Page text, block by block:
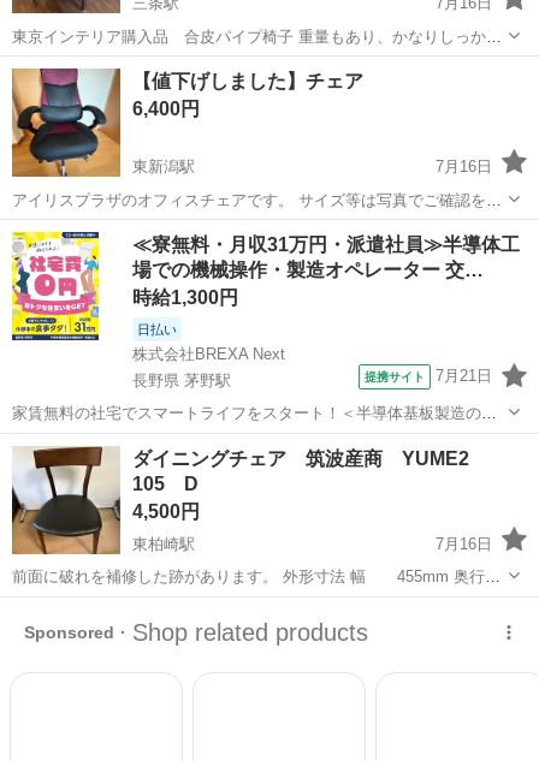
東京インテリア購入品 合皮パイプ椅子 重量もあり、かなりしっかり
としておりますが、合皮が剥げているため格安にしました！ 中のパイ
プ椅子は、しっかりしていますので合皮部分を張り替えられる方、い
かがでしょうか？ 剥がれ箇所は画...
新潟 三条市 三条駅 椅子
【値下げしました】チェア
6,400円
東新潟駅
7月16日
アイリスプラザのオフィスチェアです。 サイズ等は写真でご確認をお
願いします。 Amazonで購入したのですが、新品時からキャスターと
フットレスのスライドの動きが少し重い状態です。 それでも使用頻度
が少なく比較的綺麗な状態かと...
新潟 新潟市 東新潟駅 椅子 トレス
≪寮無料・月収31万円・派遣社員≫半導体工
場での機械操作・製造オペレーター 交…
時給1,300円
日払い
株式会社BREXA Next
長野県 茅野駅
提携サイト 7月21日
家賃無料の社宅でスマートライフをスタート！＜半導体基板製造の機
械操作・検査＞ランチ代もかからないオトクな職場◎／稼ぎもしっか
り！月収例31万円／長野県茅野市 半導体基板の製造・検査 クリーンル
ーム内で、半導体基板の製造や検...
長野 茅野市 茅野駅
ダイニングチェア 筑波産商 YUME2
105 D
4,500円
東柏崎駅
7月16日
前面に破れを補修した跡があります。 外形寸法 幅 455mm 奥行
465mm 高さ 790mm 座面までの高さ420mm 3/17、¥5400→¥4500へ値
下げしました。